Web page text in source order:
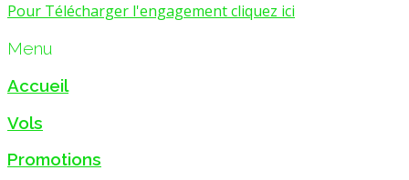
Pour Télécharger l'engagement cliquez ici
Menu
Accueil
Vols
Promotions